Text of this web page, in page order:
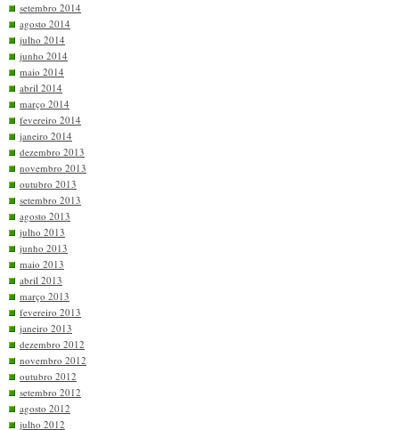
setembro 2014
agosto 2014
julho 2014
junho 2014
maio 2014
abril 2014
março 2014
fevereiro 2014
janeiro 2014
dezembro 2013
novembro 2013
outubro 2013
setembro 2013
agosto 2013
julho 2013
junho 2013
maio 2013
abril 2013
março 2013
fevereiro 2013
janeiro 2013
dezembro 2012
novembro 2012
outubro 2012
setembro 2012
agosto 2012
julho 2012